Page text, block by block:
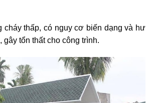
cháy thấp, có nguy cơ biến dạng và hư
gây tổn thất cho công trình.